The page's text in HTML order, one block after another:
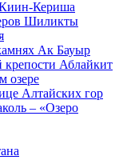
Кериша
Шиликты
Ак Бауыр
крепости Аблайкит
озере
Алтайских гор
– «Озеро